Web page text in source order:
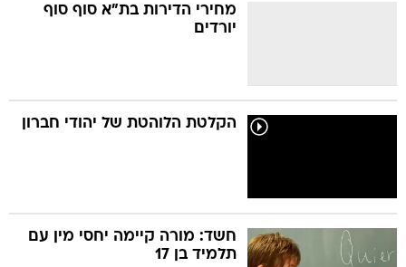
מחירי הדירות בת"א סוף סוף
יורדים
הקלטת הלוהטת של יהודי חברון
חשד: מורה קיימה יחסי מין עם
תלמיד בן 17